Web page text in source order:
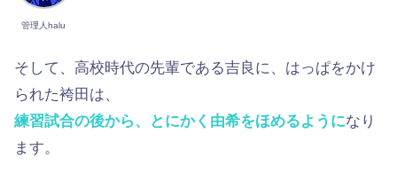
管理人halu
そして、高校時代の先輩である吉良に、はっぱをかけ
られた袴田は、
練習試合の後から、とにかく由希をほめるようになり
ます。